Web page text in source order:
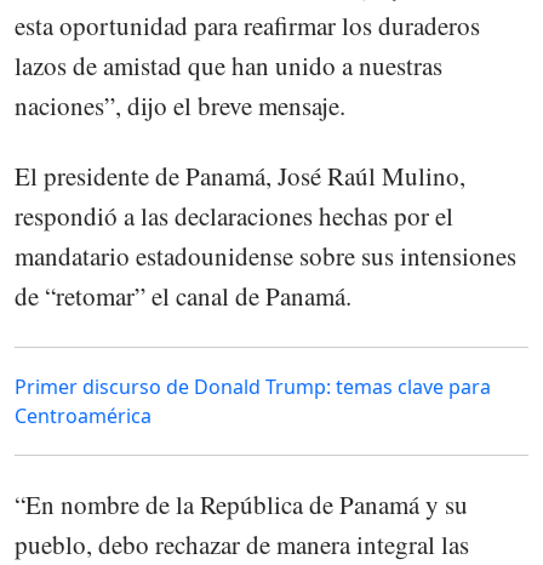
esta oportunidad para reafirmar los duraderos
lazos de amistad que han unido a nuestras
naciones”, dijo el breve mensaje.
El presidente de Panamá, José Raúl Mulino,
respondió a las declaraciones hechas por el
mandatario estadounidense sobre sus intensiones
de “retomar” el canal de Panamá.
Primer discurso de Donald Trump: temas clave para
Centroamérica
“En nombre de la República de Panamá y su
pueblo, debo rechazar de manera integral las